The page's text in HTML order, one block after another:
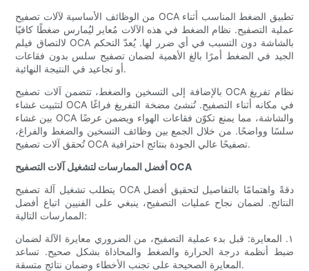
من الوظائف الأساسية لآلات تصفيح OCA تطبيق الضغط المناسب أثناء
عملية التصفيح. نظام الضغط في هذه الآلات مُعاير ليُمارس ضغطًا كافيًا
لالتصاق فيلم OCA بالشاشة دون التسبب في أي ضرر لها. يُعدّ التحكم
الجيد في الضغط أمرًا بالغ الأهمية لضمان تصفيح سلس بدون فقاعات
أو تجاعيد في النتيجة النهائية.
بالإضافة إلى التسخين والضغط، تتضمن آلات تصفيح OCA نظام تفريغ
لتثبيت غشاء OCA في مكانه أثناء التصفيح. تُنشئ مضخة التفريغ فراغًا
بين غشاء OCA والشاشة، مما يمنع تكوّن فقاعات الهواء ويضمن عرضًا
سلسًا وواضحًا. من خلال الجمع بين وظائف التسخين والضغط والفراغ،
تُحقق آلات تصفيح OCA تصفيحًا عالي الجودة بنتائج احترافية.
أفضل الممارسات لتشغيل آلات التصفيح OCA
يتطلب تشغيل آلة تصفيح OCA دقةً واهتمامًا بالتفاصيل لتحقيق أفضل
النتائج. لضمان نجاح عمليات التصفيح، ينبغي على الفنيين اتباع أفضل
الممارسات التالية:
١. المعايرة: قبل بدء عملية التصفيح، من الضروري معايرة الآلة لضمان
ضبط أنظمة درجة الحرارة والضغط والمحاذاة بشكل صحيح. تساعد
المعايرة الصحيحة على تجنب الأخطاء وضمان نتائج متسقة.